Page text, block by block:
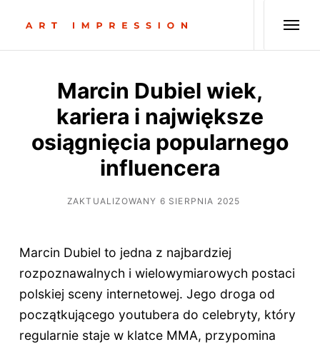
Marcin Dubiel wiek,
kariera i największe
osiągnięcia popularnego
influencera
ZAKTUALIZOWANY 6 SIERPNIA 2025
Marcin Dubiel to jedna z najbardziej
rozpoznawalnych i wielowymiarowych postaci
polskiej sceny internetowej. Jego droga od
początkującego youtubera do celebryty, który
regularnie staje w klatce MMA, przypomina